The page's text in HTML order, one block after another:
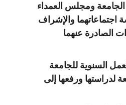
ومجلس العمداء
اجتماعاتهما والإشراف
الصادرة عنهما
السنوية للجامعة
لدراستها ورفعها إلى